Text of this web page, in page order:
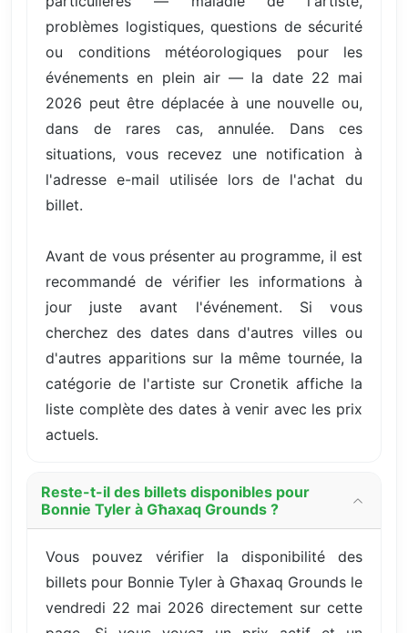
problèmes logistiques, questions de sécurité
ou conditions météorologiques pour les
événements en plein air — la date 22 mai
2026 peut être déplacée à une nouvelle ou,
dans de rares cas, annulée. Dans ces
situations, vous recevez une notification à
l'adresse e-mail utilisée lors de l'achat du
billet.
Avant de vous présenter au programme, il est
recommandé de vérifier les informations à
jour juste avant l'événement. Si vous
cherchez des dates dans d'autres villes ou
d'autres apparitions sur la même tournée, la
catégorie de l'artiste sur Cronetik affiche la
liste complète des dates à venir avec les prix
actuels.
Reste-t-il des billets disponibles pour
Bonnie Tyler à Għaxaq Grounds ?
Vous pouvez vérifier la disponibilité des
billets pour Bonnie Tyler à Għaxaq Grounds le
vendredi 22 mai 2026 directement sur cette